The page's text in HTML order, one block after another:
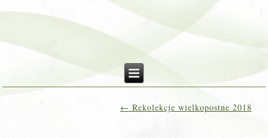
← Rekolekcje wielkopostne 2018